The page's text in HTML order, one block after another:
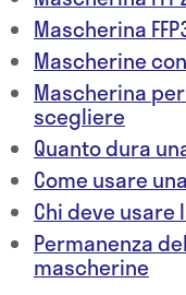
Mascherina
Mascherine
Mascherina
scegliere
Quanto dura
Come usare
Chi deve
Permanenza
mascherine